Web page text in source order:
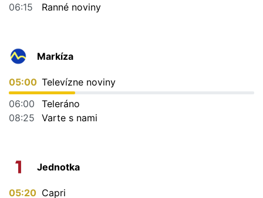
06:15
Ranné noviny
Markíza
05:00 Televízne noviny
06:00
Teleráno
08:25
Varte s nami
Jednotka
05:20 Capri